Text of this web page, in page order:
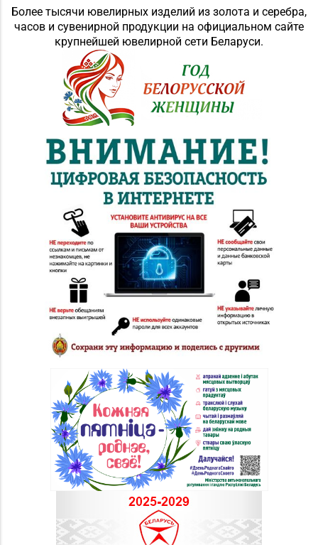
Более тысячи ювелирных изделий из золота и серебра,
часов и сувенирной продукции на официальном сайте
крупнейшей ювелирной сети Беларуси.